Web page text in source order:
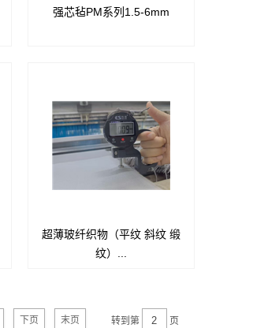
用于闭模工艺成本解决方案
树脂，不饱和树脂、乙烯基酯、酚
醛树脂和环氧树脂
■适用于封闭式模具工艺，包括真
空导入、RTM轻型、RTM重型
强芯毡PM系列1.5-6mm
高强度，高模量，透波性好；
质地细密，平正轻薄；与树脂相融
好，适用于各种弯曲和平面。
超薄玻纤织物（平纹 斜纹 缎
纹）...
下页 末页 转到第 页